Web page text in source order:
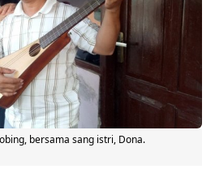
bersama sang istri, Dona.